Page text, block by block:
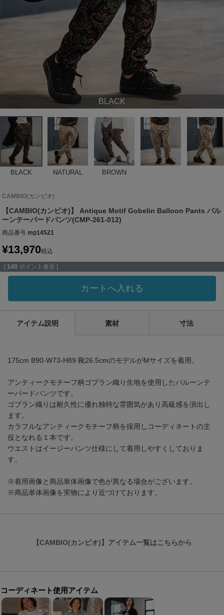
BLACK
BLACK NATURAL BROWN
CAMBIO(カンビオ)
【CAMBIO(カンビオ)】 Antique Motif Gobelin Balloon Pants バル
ーンテーパードパンツ(CMP-261-012)
商品番号 mp14521
¥13,970税込
[ 140 ポイント進呈 ]
カートへ入れる
アイテム説明 素材 寸法
175cm B90-W73-H89 靴26.5cmのモデルがMサイズを着用。
アンティークモチーフ柄ゴブラン織り生地を使用したバルーンテ
ーパードパンツです。
ゴブラン織りは耐久性に優れ独特な雰囲気があり高級感を演出し
ます。
カラフルなアンティークモチーフ柄を採用しコーディネートの主
役となれる１本です。
ウエストはイージーパンツ仕様にして着用しやすくしておりま
す。
※着用画像と商品単体画像で色が異なる場合がございます。
※商品単体画像を実物により近づけております。
【CAMBIO(カンビオ)】アイテム一覧はこちらから
コーディネート使用アイテム